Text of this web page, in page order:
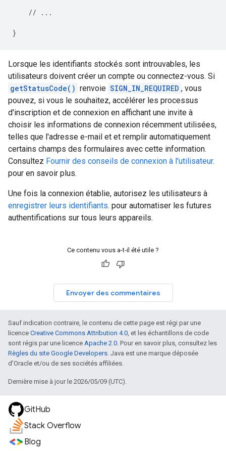
// ...
}
Lorsque les identifiants stockés sont introuvables, les
utilisateurs doivent créer un compte ou connectez-vous. Si
getStatusCode() renvoie SIGN_IN_REQUIRED , vous
pouvez, si vous le souhaitez, accélérer les processus
d'inscription et de connexion en affichant une invite à
choisir les informations de connexion récemment utilisées,
telles que l'adresse e-mail et et remplir automatiquement
certains champs des formulaires avec cette information.
Consultez Fournir des conseils de connexion à l'utilisateur.
pour en savoir plus.
Une fois la connexion établie, autorisez les utilisateurs à
enregistrer leurs identifiants. pour automatiser les futures
authentifications sur tous leurs appareils.
Ce contenu vous a-t-il été utile ?
Envoyer des commentaires
Sauf indication contraire, le contenu de cette page est régi par une
licence Creative Commons Attribution 4.0, et les échantillons de code
sont régis par une licence Apache 2.0. Pour en savoir plus, consultez les
Règles du site Google Developers. Java est une marque déposée
d'Oracle et/ou de ses sociétés affiliées.
Dernière mise à jour le 2026/05/09 (UTC).
GitHub
Stack Overflow
Blog